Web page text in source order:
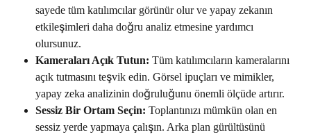
sayede tüm katılımcılar görünür olur ve yapay zekanın
etkileşimleri daha doğru analiz etmesine yardımcı
olursunuz.
Kameraları Açık Tutun: Tüm katılımcıların kameralarını
açık tutmasını teşvik edin. Görsel ipuçları ve mimikler,
yapay zeka analizinin doğruluğunu önemli ölçüde artırır.
Sessiz Bir Ortam Seçin: Toplantınızı mümkün olan en
sessiz yerde yapmaya çalışın. Arka plan gürültüsünü